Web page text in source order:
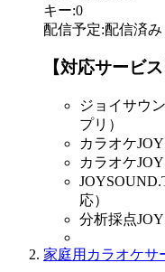
キー:0
配信予定:配信済み
【対応サービス
ジョイサウ
プリ）
カラオケ
カラオケ
応）
分析採点
家庭用カラオケサ